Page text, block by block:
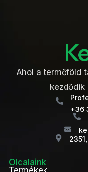
Ahol a termőföld
kezdődik
+36
Oldalaink
Termékek